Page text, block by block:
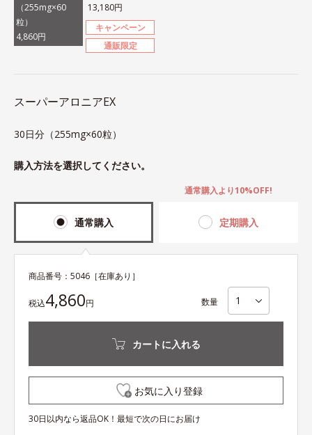
（255mg×60
粒）
4,860円
13,180円
キャンペーン
通販限定
スーパーアロニアEX
30日分（255mg×60粒）
購入方法を選択してください。
通常購入 定期購入
通常購入より10%OFF!
商品番号： 5046 ［在庫あり］
税込4,860円 数量
カートに入れる
お気に入り登録
30日以内なら返品OK！最短で次の日にお届け